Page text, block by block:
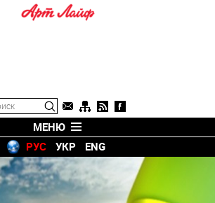
МЕНЮ
РУС
УКР ENG